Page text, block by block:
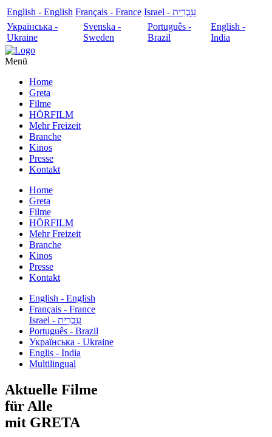
English - English Français - France
עִבְרִית - Israel
Українська -
Ukraine
Svenska -
Sweden
Português -
Brazil
English -
India
Menü
Home
Greta
Filme
HÖRFILM
Mehr Freizeit
Branche
Kinos
Presse
Kontakt
Home
Greta
Filme
HÖRFILM
Mehr Freizeit
Branche
Kinos
Presse
Kontakt
English - English
Français - France
עִבְרִית - Israel
Português - Brazil
Українська - Ukraine
Englis - India
Multilingual
Aktuelle Filme
für Alle
mit GRETA